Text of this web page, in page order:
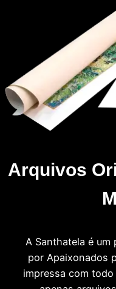
Arquivos
A Santhatela é
por Apaixonados
impressa com